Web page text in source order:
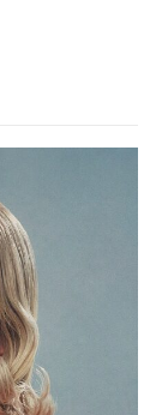
čínskými